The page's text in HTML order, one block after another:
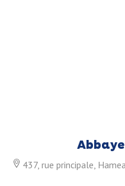
437, rue principale,